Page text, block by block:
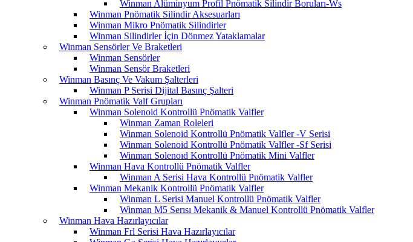
Winman Alüminyum Profil Pnömatik Silindir Boruları-Ws
Winman Pnömatik Silindir Aksesuarları
Winman Mikro Pnömatik Silindirler
Winman Silindirler İçin Dönmez Yataklamalar
Winman Sensörler Ve Braketleri
Winman Sensörler
Winman Sensör Braketleri
Winman Basınç Ve Vakum Şalterleri
Winman P Serisi Dijital Basınç Şalteri
Winman Pnömatik Valf Grupları
Winman Solenoid Kontrollü Pnömatik Valfler
Winman Zaman Roleleri
Winman Solenoid Kontrollü Pnömatik Valfler -V Serisi
Winman Solenoid Kontrollü Pnömatik Valfler -Sf Serisi
Winman Solenoıd Kontrollü Pnömatik Mini Valfler
Winman Hava Kontrollü Pnömatik Valfler
Winman A Serisi Hava Kontrollü Pnömatik Valfler
Winman Mekanik Kontrollü Pnömatik Valfler
Winman L Serisi Manuel Kontrollü Pnömatik Valfler
Winman M5 Serısı Mekanik & Manuel Kontrollü Pnömatik Valfler
Winman Hava Hazırlayıcılar
Winman Frl Serisi Hava Hazırlayıcılar